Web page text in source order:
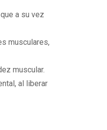
a su vez
musculares,
muscular.
al liberar